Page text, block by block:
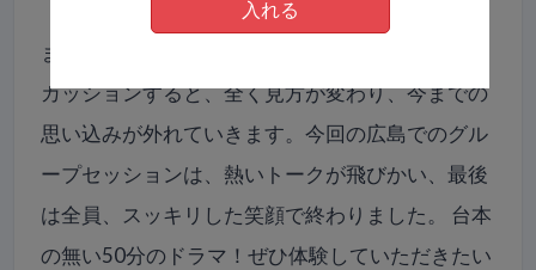
また、マイナス的な言葉も、参加者全員でディス
カッションすると、全く見方が変わり、今までの
思い込みが外れていきます。今回の広島でのグル
ープセッションは、熱いトークが飛びかい、最後
は全員、スッキリした笑顔で終わりました。 台本
の無い50分のドラマ！ぜひ体験していただきたい
入れる